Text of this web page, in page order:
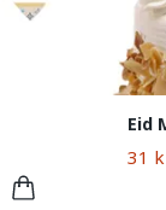
Eid
31